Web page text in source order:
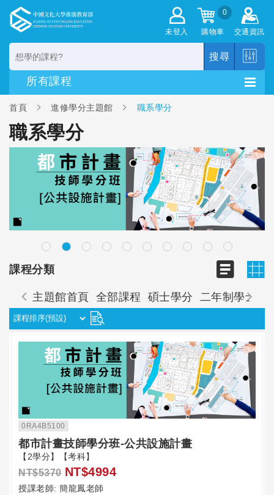
未登入
0
購物車 交通資訊
搜尋
首頁 進修學分主題館 職系學分
職系學分
課程分類
主題館首頁 全部課程 碩士學分 二年制學士學
0RA4B5100
都市計畫技師學分班-公共設施計畫
【2學分】【考科】
NT$5370 NT$4994
授課老師: 簡龍鳳老師